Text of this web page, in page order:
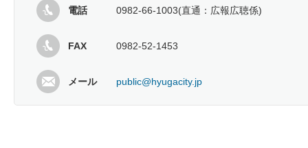
電話 0982-66-1003(直通：広報広聴係)
FAX 0982-52-1453
メール public@hyugacity.jp